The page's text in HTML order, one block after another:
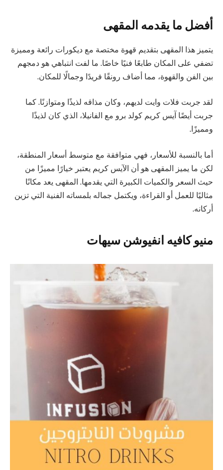
أفضل ما يقدمه المقهى
يتميز هذا المقهى بتقديم قهوة مختصة مع ديكورات رائعة ومميزة
تضفي على المكان طابعًا فنيًا خاصًا. ما لفت انتباهي هو دمجهم
بين الفن والقهوة، مما أضاف رونقًا فريدًا وجمالًا للمكان.
لقد جربت فلات وايت لديهم، وكان مذاقه لذيذًا ومتوازنًا. كما
جربت أيضًا آيس كريم كولد برو مع الفانيلا، الذي كان لذيذًا
ومميزًا.
أما بالنسبة للأسعار، فهي متوافقة مع متوسط أسعار المنطقة،
لكن ما يميز المقهى هو أن الآيس كريم يعتبر خيارًا مميزًا من
حيث السعر والكميات الكبيرة التي يقدمها. المقهى يعد مكانًا
مثاليًا للعمل أو القراءة، ويكتمل جماله بلمساته الفنية التي تزين
أركانه.
منيو كافيه انفيوشن سيهات